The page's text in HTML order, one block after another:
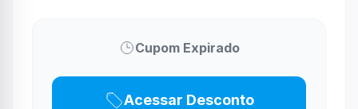
Cupom Expirado
Acessar Desconto